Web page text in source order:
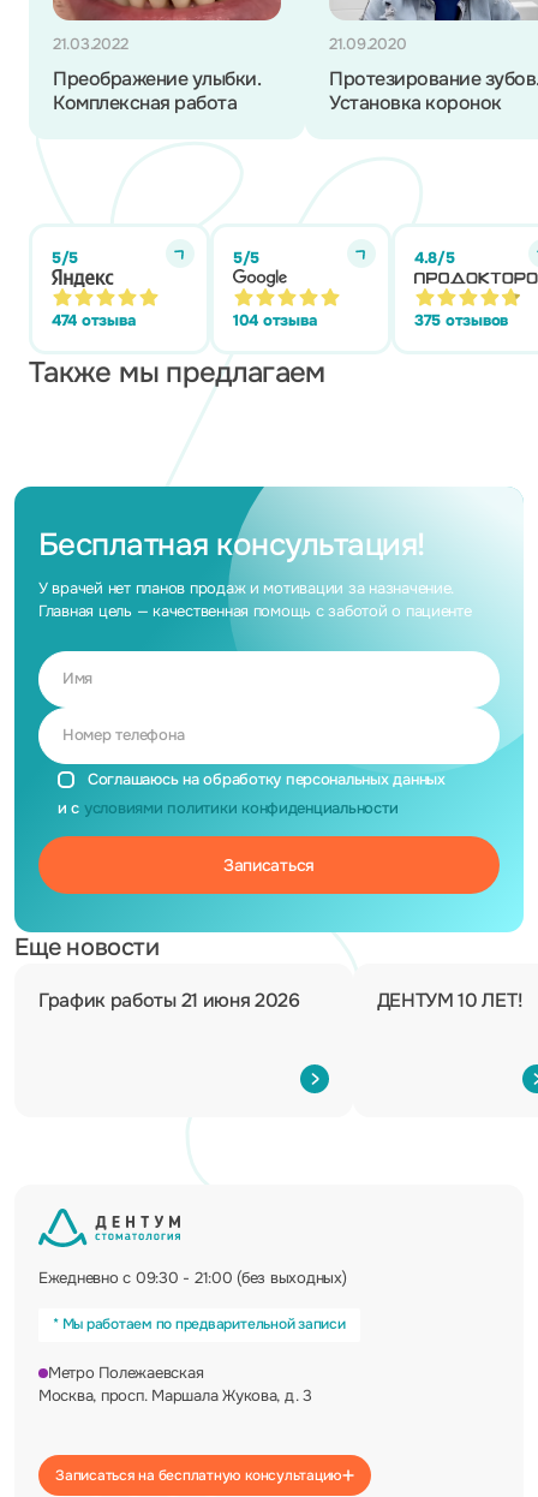
21.03.2022
Преображение улыбки.
Комплексная работа
21.09.2020
Протезирование зубов.
Установка коронок
5/5
474 отзыва
5/5
104 отзыва
4.8/5
375 отзывов
Также мы предлагаем
Бесплатная консультация!
У врачей нет планов продаж и мотивации за назначение.
Главная цель — качественная помощь с заботой о пациенте
Имя
Номер телефона
Соглашаюсь на обработку персональных данных
и с условиями политики конфиденциальности
Еще новости
График работы 21 июня 2026 ДЕНТУМ 10 ЛЕТ!
Ежедневно с 09:30 - 21:00 (без выходных)
* Мы работаем по предварительной записи
Записаться на бесплатную консультацию
Метро Полежаевская
Москва, просп. Маршала Жукова, д. 3